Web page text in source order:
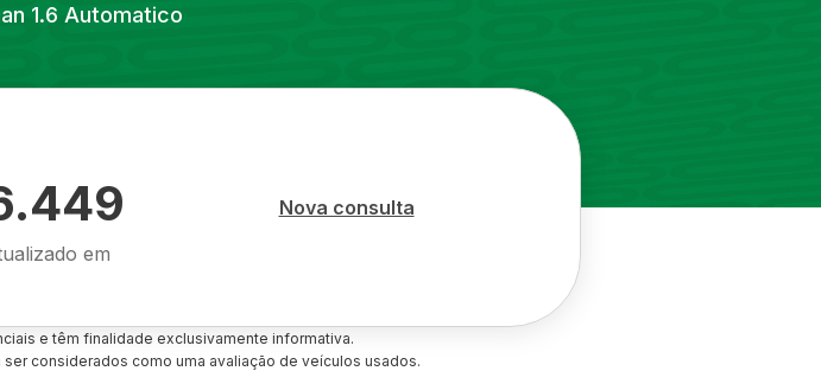
1.6 Automatico
em
Nova consulta
e têm finalidade exclusivamente informativa.
considerados como uma avaliação de veículos usados.